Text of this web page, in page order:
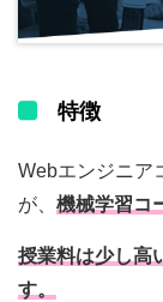
特徴
Webエンジニア
が、 機械学習コ
授業料は少し高
す。